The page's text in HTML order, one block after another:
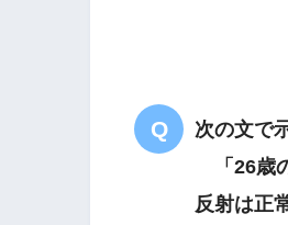
次の文で
「26歳
反射は正